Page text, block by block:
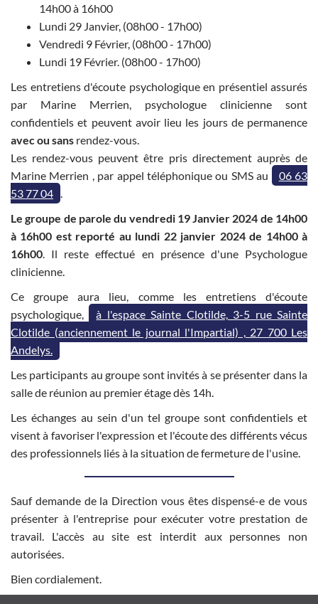
14h00 à 16h00
Lundi 29 Janvier, (08h00 - 17h00)
Vendredi 9 Février, (08h00 - 17h00)
Lundi 19 Février. (08h00 - 17h00)
Les entretiens d'écoute psychologique en présentiel assurés
par Marine Merrien, psychologue clinicienne sont
confidentiels et peuvent avoir lieu les jours de permanence
avec ou sans rendez-vous.
Les rendez-vous peuvent être pris directement auprès de
Marine Merrien , par appel téléphonique ou SMS au
06 63
53 77 04 .
Le groupe de parole du vendredi 19 Janvier 2024 de 14h00
à 16h00 est reporté au lundi 22 janvier 2024 de 14h00 à
16h00. Il reste effectué en présence d'une Psychologue
clinicienne.
Ce groupe aura lieu, comme les entretiens d'écoute
psychologique,
à l'espace Sainte Clotilde, 3-5 rue Sainte
Clotilde (anciennement le journal l'Impartial) , 27 700 Les
Andelys.
Les participants au groupe sont invités à se présenter dans la
salle de réunion au premier étage dès 14h.
Les échanges au sein d'un tel groupe sont confidentiels et
visent à favoriser l'expression et l'écoute des différents vécus
des professionnels liés à la situation de fermeture de l'usine.
Sauf demande de la Direction vous êtes dispensé-e de vous
présenter à l'entreprise pour exécuter votre prestation de
travail. L'accès au site est interdit aux personnes non
autorisées.
Bien cordialement.